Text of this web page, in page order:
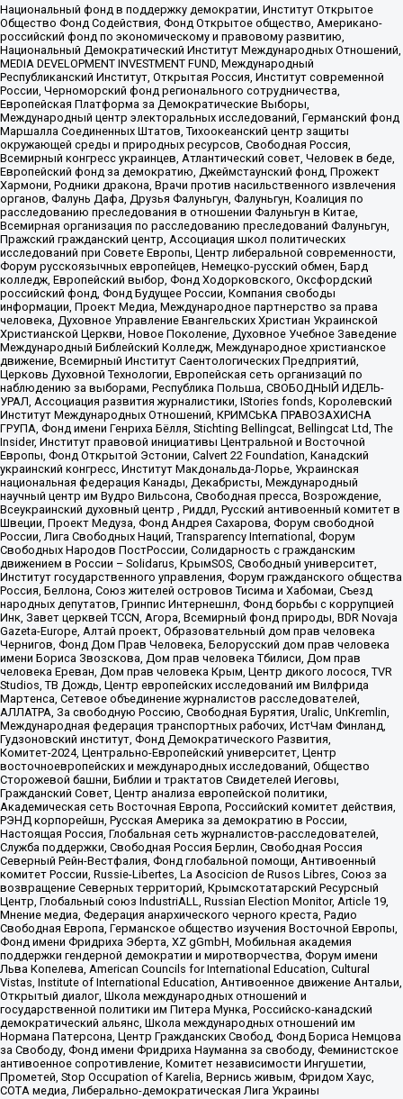
Национальный фонд в поддержку демократии, Институт Открытое
Общество Фонд Содействия, Фонд Открытое общество, Американо-
российский фонд по экономическому и правовому развитию,
Национальный Демократический Институт Международных Отношений,
MEDIA DEVELOPMENT INVESTMENT FUND, Международный
Республиканский Институт, Открытая Россия, Институт современной
России, Черноморский фонд регионального сотрудничества,
Европейская Платформа за Демократические Выборы,
Международный центр электоральных исследований, Германский фонд
Маршалла Соединенных Штатов, Тихоокеанский центр защиты
окружающей среды и природных ресурсов, Свободная Россия,
Всемирный конгресс украинцев, Атлантический совет, Человек в беде,
Европейский фонд за демократию, Джеймстаунский фонд, Прожект
Хармони, Родники дракона, Врачи против насильственного извлечения
органов, Фалунь Дафа, Друзья Фалуньгун, Фалуньгун, Коалиция по
расследованию преследования в отношении Фалуньгун в Китае,
Всемирная организация по расследованию преследований Фалуньгун,
Пражский гражданский центр, Ассоциация школ политических
исследований при Совете Европы, Центр либеральной современности,
Форум русскоязычных европейцев, Немецко-русский обмен, Бард
колледж, Европейский выбор, Фонд Ходорковского, Оксфордский
российский фонд, Фонд Будущее России, Компания свободы
информации, Проект Медиа, Международное партнерство за права
человека, Духовное Управление Евангельских Христиан Украинской
Христианской Церкви, Новое Поколение, Духовное Учебное Заведение
Международный Библейский Колледж, Международное христианское
движение, Всемирный Институт Саентологических Предприятий,
Церковь Духовной Технологии, Европейская сеть организаций по
наблюдению за выборами, Республика Польша, СВОБОДНЫЙ ИДЕЛЬ-
УРАЛ, Ассоциация развития журналистики, IStories fonds, Королевский
Институт Международных Отношений, КРИМСЬКА ПРАВОЗАХИСНА
ГРУПА, Фонд имени Генриха Бёлля, Stichting Bellingcat, Bellingcat Ltd, The
Insider, Институт правовой инициативы Центральной и Восточной
Европы, Фонд Открытой Эстонии, Calvert 22 Foundation, Канадский
украинский конгресс, Институт Макдональда-Лорье, Украинская
национальная федерация Канады, Декабристы, Международный
научный центр им Вудро Вильсона, Свободная пресса, Возрождение,
Всеукраинский духовный центр , Риддл, Русский антивоенный комитет в
Швеции, Проект Медуза, Фонд Андрея Сахарова, Форум свободной
России, Лига Свободных Наций, Transparеncy International, Форум
Свободных Народов ПостРоссии, Солидарность с гражданским
движением в России – Solidarus, КрымSOS, Свободный университет,
Институт государственного управления, Форум гражданского общества
Россия, Беллона, Союз жителей островов Тисима и Хабомаи, Съезд
народных депутатов, Гринпис Интернешнл, Фонд борьбы с коррупцией
Инк, Завет церквей TCCN, Агора, Всемирный фонд природы, BDR Novaja
Gazeta-Europe, Алтай проект, Образовательный дом прав человека
Чернигов, Фонд Дом Прав Человека, Белорусский дом прав человека
имени Бориса Звозскова, Дом прав человека Тбилиси, Дом прав
человека Ереван, Дом прав человека Крым, Центр дикого лосося, TVR
Studios, ТВ Дождь, Центр европейских исследований им Вилфрида
Мартенса, Сетевое объединение журналистов расследователей,
АЛЛАТРА, За свободную Россию, Свободная Бурятия, Uralic, UnKremlin,
Международная федерация транспортных рабочих, ИстЧам Финланд,
Гудзоновский институт, Фонд Демократического Развития,
Комитет-2024, Центрально-Европейский университет, Центр
восточноевропейских и международных исследований, Общество
Сторожевой башни, Библии и трактатов Свидетелей Иеговы,
Гражданский Совет, Центр анализа европейской политики,
Академическая сеть Восточная Европа, Российский комитет действия,
РЭНД корпорейшн, Русская Америка за демократию в России,
Настоящая Россия, Глобальная сеть журналистов-расследователей,
Служба поддержки, Свободная Россия Берлин, Свободная Россия
Северный Рейн-Вестфалия, Фонд глобальной помощи, Антивоенный
комитет России, Russie-Libertes, La Asocicion de Rusos Libres, Союз за
возвращение Северных территорий, Крымскотатарский Ресурсный
Центр, Глобальный союз IndustriALL, Russian Election Monitor, Article 19,
Мнение медиа, Федерация анархического черного креста, Радио
Свободная Европа, Германское общество изучения Восточной Европы,
Фонд имени Фридриха Эберта, XZ gGmbH, Мобильная академия
поддержки гендерной демократии и миротворчества, Форум имени
Льва Копелева, American Councils for International Education, Cultural
Vistas, Institute of International Education, Антивоенное движение Антальи,
Открытый диалог, Школа международных отношений и
государственной политики им Питера Мунка, Российско-канадский
демократический альянс, Школа международных отношений им
Нормана Патерсона, Центр Гражданских Свобод, Фонд Бориса Немцова
за Свободу, Фонд имени Фридриха Науманна за свободу, Феминистское
антивоенное сопротивление, Комитет независимости Ингушетии,
Прометей, Stop Occupation of Karelia, Вернись живым, Фридом Хаус,
СОТА медиа, Либерально-демократическая Лига Украины